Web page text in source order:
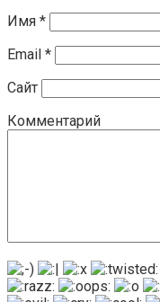
Имя *
Email *
Сайт
Комментарий